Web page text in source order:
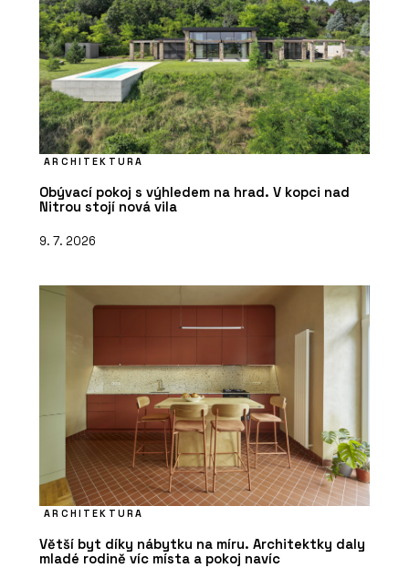
ARCHITEKTURA
Obývací pokoj s výhledem na hrad. V kopci nad
Nitrou stojí nová vila
9. 7. 2026
ARCHITEKTURA
Větší byt díky nábytku na míru. Architektky daly
mladé rodině víc místa a pokoj navíc